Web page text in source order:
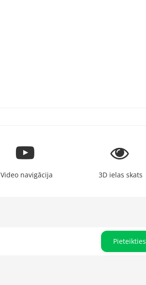
Video navigācija 3D ielas skats
Pieteikties